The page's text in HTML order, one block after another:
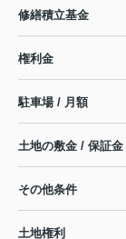
修繕積立基金
権利金
駐車場 / 月額
土地の敷金 / 保証金
その他条件
土地権利